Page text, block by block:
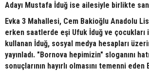
Adayı Mustafa İduğ ise ailesiyle birlikte
Evka 3 Mahallesi, Cem Bakioğlu Anadolu
erken saatlerde eşi Ufuk İduğ ve
kullanan İduğ, sosyal medya hesapları
yayınladı. "Bornova hepimizin" sloganını
sonuçlarının hayırlı olmasını temenni